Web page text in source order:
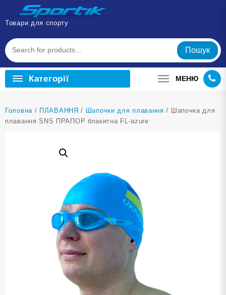
Перейти
вмісту
Товари для спорту
Пошук
Категорії МЕНЮ
Головна / ПЛАВАННЯ / Шапочки для плавання / Шапочка для
плавання SNS ПРАПОР блакитна FL-azure